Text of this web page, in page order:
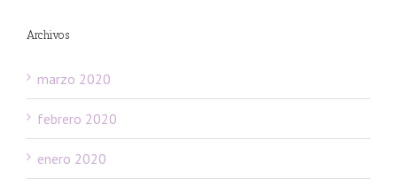
Archivos
marzo 2020
febrero 2020
enero 2020